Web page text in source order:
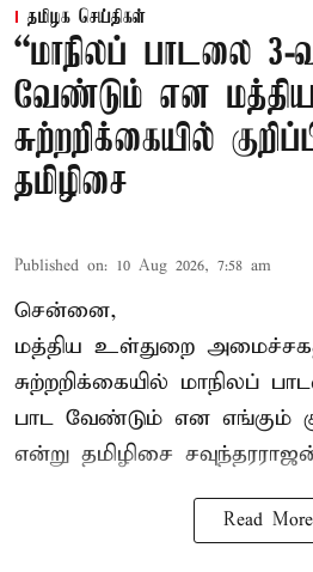
தமிழக செய்திகள்
“மாநிலப் பாடலை 3-
வேண்டும் என
சுற்றறிக்கையில்
தமிழிசை
Published on: 10 Aug 2026, 7:58 am
சென்னை,
மத்திய உள்துறை
சுற்றறிக்கையில் மாநிலப்
பாட வேண்டும் என எங்கும்
என்று தமிழிசை
Read More